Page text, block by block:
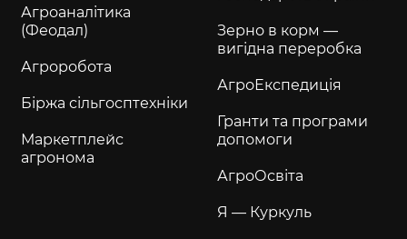
Агроаналітика
(Феодал)
Агроробота
Біржа сільгосптехніки
Маркетплейс
агронома
Зерно в корм —
вигідна переробка
АгроЕкспедиція
Гранти та програми
допомоги
АгроОсвіта
Я — Куркуль